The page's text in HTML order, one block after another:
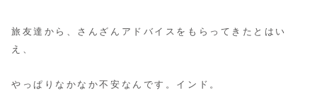
旅友達から、さんざんアドバイスをもらってきたとはい
え、
やっぱりなかなか不安なんです。インド。